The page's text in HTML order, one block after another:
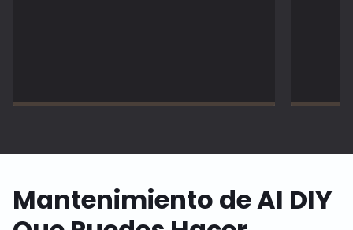
Mantenimiento de AI DIY